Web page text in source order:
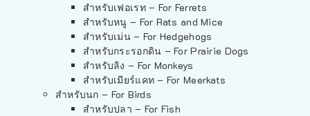
สำหรับเฟอเรท – For Ferrets
สำหรับหนู – For Rats and Mice
สำหรับเม่น – For Hedgehogs
สำหรับกระรอกดิน – For Prairie Dogs
สำหรับลิง – For Monkeys
สำหรับเมียร์แคท – For Meerkats
สำหรับนก – For Birds
สำหรับปลา – For Fish